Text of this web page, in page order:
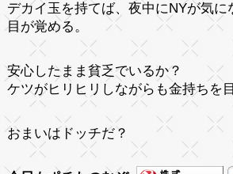
デカイ玉を持てば、夜中にNYが気に
目が覚める。
安心したまま貧乏でいるか？
ケツがヒリヒリしながらも金持ちを
おまいはドッチだ？